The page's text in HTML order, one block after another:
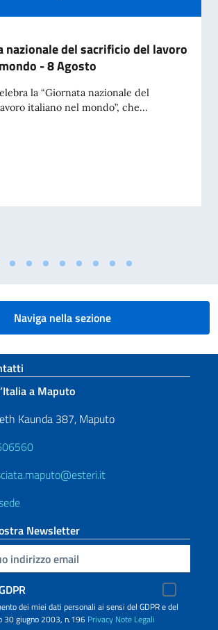
nazionale del sacrificio del lavoro
- 8 Agosto
la “Giornata nazionale del
italiano nel mondo”, che...
nazionale del sacrificio del lavoro italiano nel
Naviga nella sezione
footer
a Maputo
Kaunda 387, Maputo
Newsletter
dei miei dati personali ai sensi del GDPR e del
30 giugno 2003, n.196 Privacy Note Legali